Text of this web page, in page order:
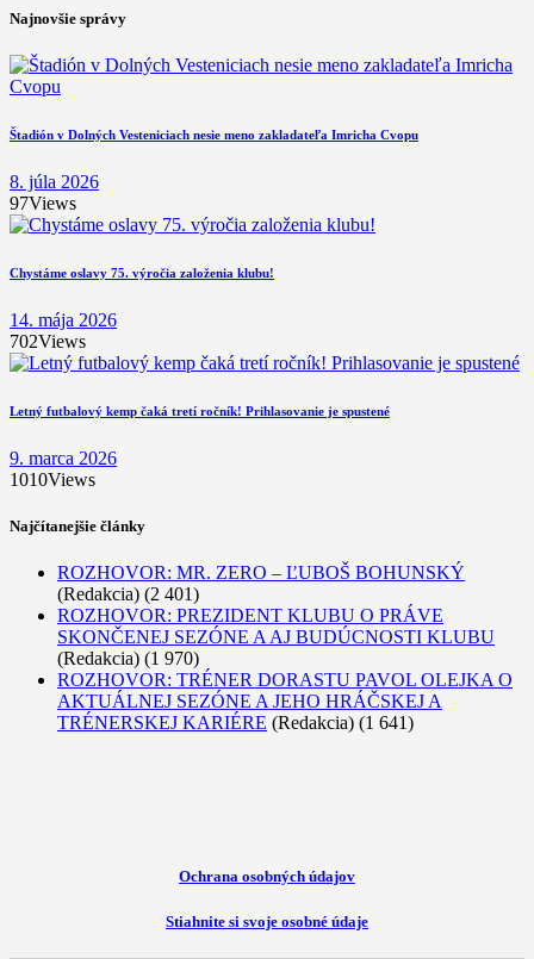
Najnovšie správy
Štadión v Dolných Vesteniciach nesie meno zakladateľa Imricha Cvopu
8. júla 2026
97Views
Chystáme oslavy 75. výročia založenia klubu!
14. mája 2026
702Views
Letný futbalový kemp čaká tretí ročník! Prihlasovanie je spustené
9. marca 2026
1010Views
Najčítanejšie články
ROZHOVOR: MR. ZERO – ĽUBOŠ BOHUNSKÝ
(Redakcia) (2 401)
ROZHOVOR: PREZIDENT KLUBU O PRÁVE
SKONČENEJ SEZÓNE A AJ BUDÚCNOSTI KLUBU
(Redakcia) (1 970)
ROZHOVOR: TRÉNER DORASTU PAVOL OLEJKA O
AKTUÁLNEJ SEZÓNE A JEHO HRÁČSKEJ A
TRÉNERSKEJ KARIÉRE (Redakcia) (1 641)
Ochrana osobných údajov
Stiahnite si svoje osobné údaje